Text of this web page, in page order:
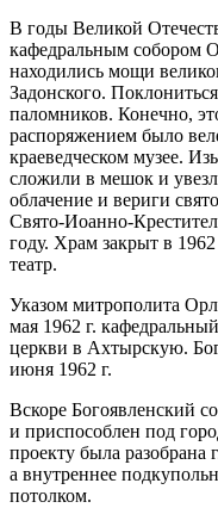
В годы Великой
кафедральным собором
находились мощи
Задонского.
паломников. Конечно,
распоряжением было
краеведческом музее.
сложили в мешок и
облачение и вериги
Свято-Иоанно-
году. Храм закрыт в
театр.
Указом митрополита
мая 1962 г.
церкви в Ахтырскую.
июня 1962 г.
Вскоре Богоявленский
и приспособлен под
проекту была разобрана
а внутреннее
потолком.